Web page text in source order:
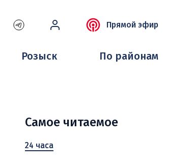
Прямой эфир
Розыск По районам
Самое читаемое
24 часа